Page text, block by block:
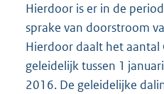
Hierdoor is er in de
sprake van doorstroom
Hierdoor daalt het aantal
geleidelijk tussen 1
2016. De geleidelijke